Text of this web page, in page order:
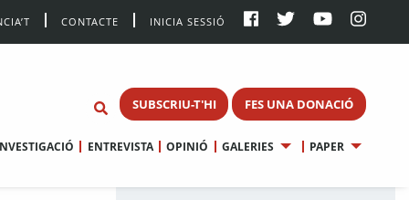
CONTACTE INICIA SESSIÓ
SUBSCRIU-T'HI FES UNA DONACIÓ
ENTREVISTA OPINIÓ GALERIES PAPER